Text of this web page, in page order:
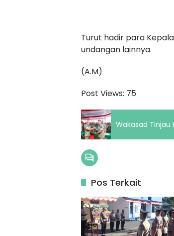
Turut hadir para
undangan lainnya.
(A.M)
Post Views: 75
Wakasad Tinjau
Pos Terkait